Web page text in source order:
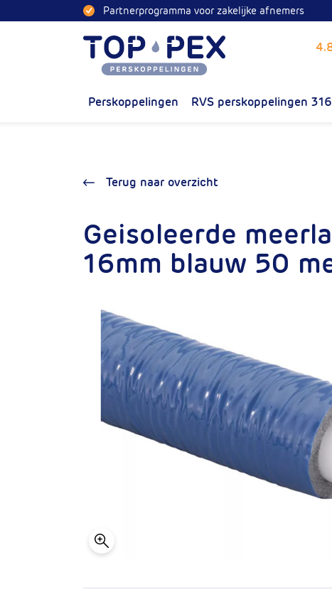
Partnerprogramma voor zakelijke afnemers
Toppex
Perskoppelingen RVS perskoppelingen
Terug naar overzicht
Geisoleerde
16mm blauw 50